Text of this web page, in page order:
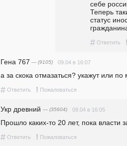
себе
Теперь
статус
# Ответить !
Гена 767 — (9105) 09.04 в 16:07
а за скока отмазаться? укажут или по
# Ответить ! Пожаловаться
Укр древний — (35604) 09.04 в 16:05
Прошло каких-то 20 лет, пока власти
# Ответить ! Пожаловаться